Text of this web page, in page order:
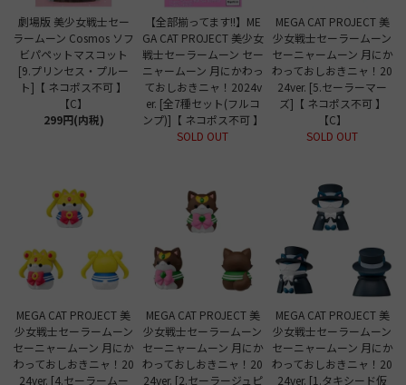
劇場版 美少女戦士セー
ラームーン Cosmos ソフ
ビパペットマスコット
[9.プリンセス・プルー
ト]【 ネコポス不可 】
【C】
299円(内税)
【全部揃ってます!!】ME
GA CAT PROJECT 美少女
戦士セーラームーン セー
ニャームーン 月にかわっ
ておしおきニャ！2024v
er. [全7種セット(フルコ
ンプ)]【 ネコポス不可 】
SOLD OUT
MEGA CAT PROJECT 美
少女戦士セーラームーン
セーニャームーン 月にか
わっておしおきニャ！20
24ver. [5.セーラーマー
ズ]【 ネコポス不可 】
【C】
SOLD OUT
MEGA CAT PROJECT 美
少女戦士セーラームーン
セーニャームーン 月にか
わっておしおきニャ！20
24ver. [4.セーラームー
MEGA CAT PROJECT 美
少女戦士セーラームーン
セーニャームーン 月にか
わっておしおきニャ！20
24ver. [2.セーラージュピ
MEGA CAT PROJECT 美
少女戦士セーラームーン
セーニャームーン 月にか
わっておしおきニャ！20
24ver. [1.タキシード仮